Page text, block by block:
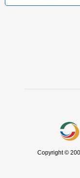
Copyright ©